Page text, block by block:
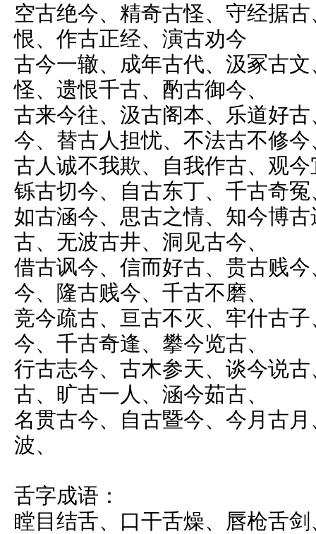
空古绝今、精奇古怪、守经据
恨、作古正经、演古劝今
古今一辙、成年古代、汲冢古
怪、遗恨千古、酌古御今、
古来今往、汲古阁本、乐道好
今、替古人担忧、不法古不修今
古人诚不我欺、自我作古、观
铄古切今、自古东丁、千古奇冤
如古涵今、思古之情、知今博
古、无波古井、洞见古今、
借古讽今、信而好古、贵古贱
今、隆古贱今、千古不磨、
竞今疏古、亘古不灭、牢什古
今、千古奇逢、攀今览古、
行古志今、古木参天、谈今说
古、旷古一人、涵今茹古、
名贯古今、自古暨今、今月古
波、
舌字成语：
瞠目结舌、 口干舌燥、 唇枪舌剑